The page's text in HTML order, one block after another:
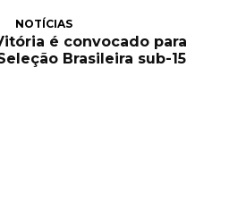
NOTÍCIAS
é convocado para
Brasileira sub-15